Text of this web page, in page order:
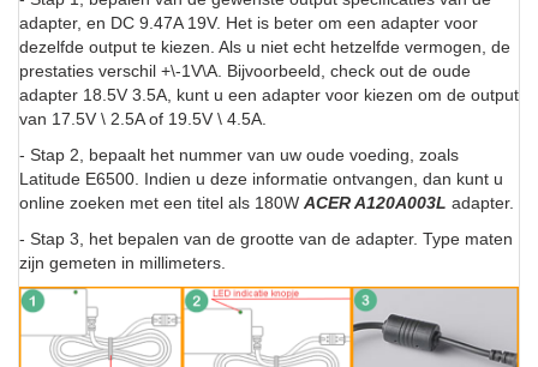
adapter, en DC 9.47A 19V. Het is beter om een adapter voor
dezelfde output te kiezen. Als u niet echt hetzelfde vermogen, de
prestaties verschil +\-1V\A. Bijvoorbeeld, check out de oude
adapter 18.5V 3.5A, kunt u een adapter voor kiezen om de output
van 17.5V \ 2.5A of 19.5V \ 4.5A.
- Stap 2, bepaalt het nummer van uw oude voeding, zoals
Latitude E6500. Indien u deze informatie ontvangen, dan kunt u
online zoeken met een titel als 180W ACER A120A003L adapter.
- Stap 3, het bepalen van de grootte van de adapter. Type maten
zijn gemeten in millimeters.